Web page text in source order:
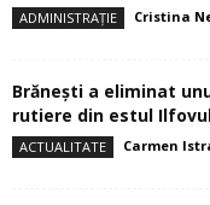
ADMINISTRAȚIE Cristina
Brănești a eliminat
rutiere din estul
ACTUALITATE Carmen